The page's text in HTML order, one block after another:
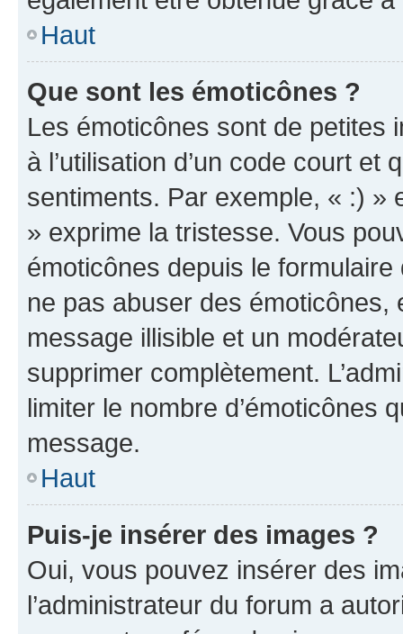
Haut
Que sont les émoticônes ?
Les émoticônes sont de petites
à l’utilisation d’un code court et
sentiments. Par exemple, « :) »
» exprime la tristesse. Vous
émoticônes depuis le
ne pas abuser des
message illisible et un
supprimer complètement.
limiter le nombre d’émoticônes
message.
Haut
Puis-je insérer des images ?
Oui, vous pouvez insérer des
l’administrateur du forum a